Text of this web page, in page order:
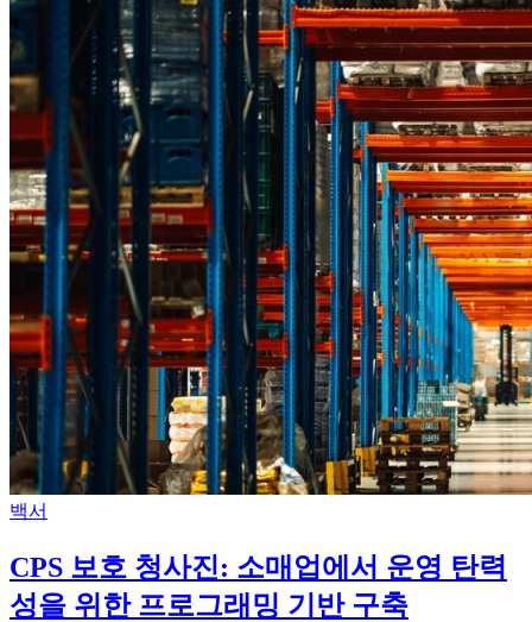
백서
CPS 보호 청사진: 소매업에서 운영 탄력
성을 위한 프로그래밍 기반 구축